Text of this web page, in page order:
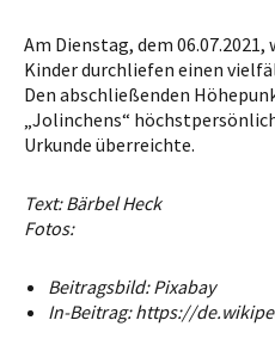
Am Dienstag, dem 06.07.2021,
Kinder durchliefen einen
Den abschließenden
„Jolinchens“
Urkunde überreichte.
Text: Bärbel Heck
Fotos:
Beitragsbild: Pixabay
In-Beitrag: https://